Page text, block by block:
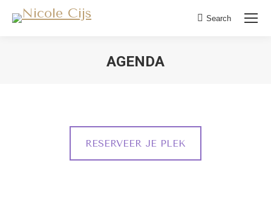
Search:
Search
AGENDA
RESERVEER JE PLEK